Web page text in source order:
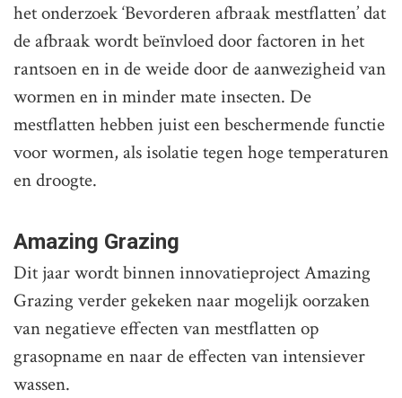
het onderzoek ‘Bevorderen afbraak mestflatten’ dat
de afbraak wordt beïnvloed door factoren in het
rantsoen en in de weide door de aanwezigheid van
wormen en in minder mate insecten. De
mestflatten hebben juist een beschermende functie
voor wormen, als isolatie tegen hoge temperaturen
en droogte.
Amazing Grazing
Dit jaar wordt binnen innovatieproject Amazing
Grazing verder gekeken naar mogelijk oorzaken
van negatieve effecten van mestflatten op
grasopname en naar de effecten van intensiever
wassen.